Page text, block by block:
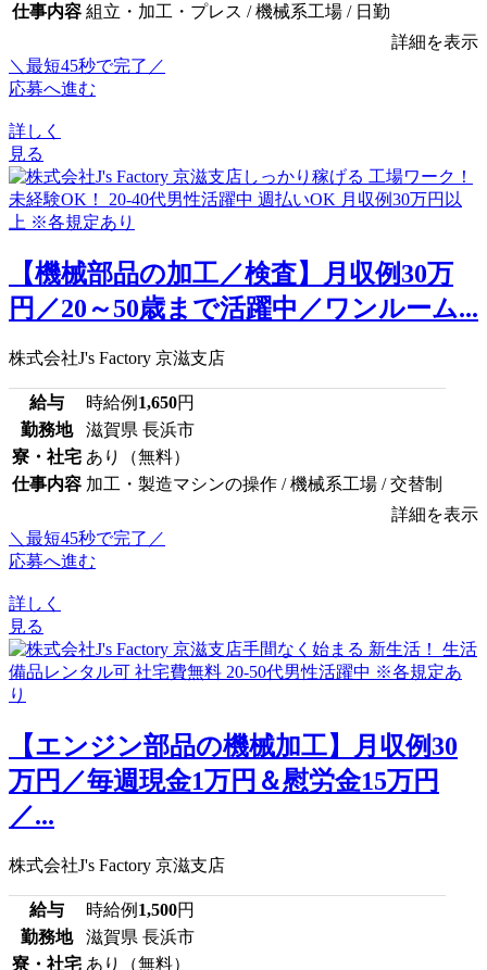
仕事内容 組立・加工・プレス / 機械系工場 / 日勤
詳細を表示
＼最短45秒で完了／
応募へ進む
詳しく
見る
【機械部品の加工／検査】月収例30万
円／20～50歳まで活躍中／ワンルーム...
株式会社J's Factory 京滋支店
給与 時給例 1,650円
勤務地
滋賀県 長浜市
寮・社宅 あり（無料）
仕事内容 加工・製造マシンの操作 / 機械系工場 / 交替制
詳細を表示
＼最短45秒で完了／
応募へ進む
詳しく
見る
【エンジン部品の機械加工】月収例30
万円／毎週現金1万円＆慰労金15万円
／...
株式会社J's Factory 京滋支店
給与 時給例 1,500円
勤務地
滋賀県 長浜市
寮・社宅 あり（無料）